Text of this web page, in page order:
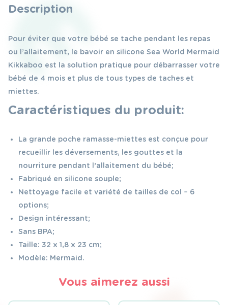
Description
Pour éviter que votre bébé se tache pendant les repas
ou l’allaitement, le bavoir en silicone Sea World Mermaid
Kikkaboo est la solution pratique pour débarrasser votre
bébé de 4 mois et plus de tous types de taches et
miettes.
Caractéristiques du produit:
La grande poche ramasse-miettes est conçue pour
recueillir les déversements, les gouttes et la
nourriture pendant l’allaitement du bébé;
Fabriqué en silicone souple;
Nettoyage facile et variété de tailles de col – 6
options;
Design intéressant;
Sans BPA;
Taille: 32 x 1,8 x 23 cm;
Modèle: Mermaid.
Vous aimerez aussi